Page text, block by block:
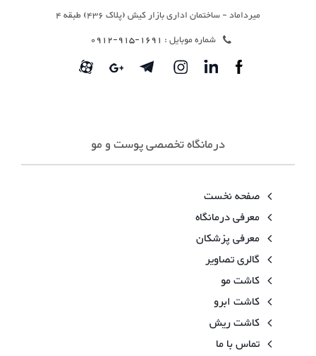
میرداماد - ساختمان اداری بازار کیش (پلاک 436) طبقه 4
شماره موبایل : 1691-915-0912
درمانگاه تخصصی پوست و مو
صفحه نخست
معرفی درمانگاه
معرفی پزشکان
گالری تصاویر
کاشت مو
کاشت ابرو
کاشت ریش
تماس با ما